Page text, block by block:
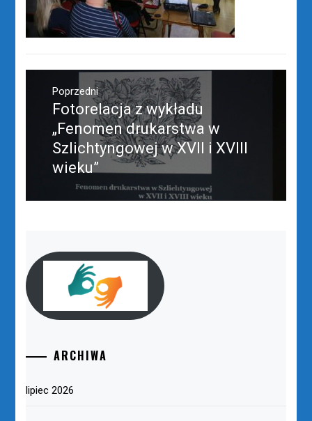
Nawigacja
wpisuPoprzedni
Poprzedni
wpis:
Fotorelacja z wykładu
„Fenomen drukarstwa w
Szlichtyngowej w XVII i XVIII
wieku”
ARCHIWA
lipiec 2026